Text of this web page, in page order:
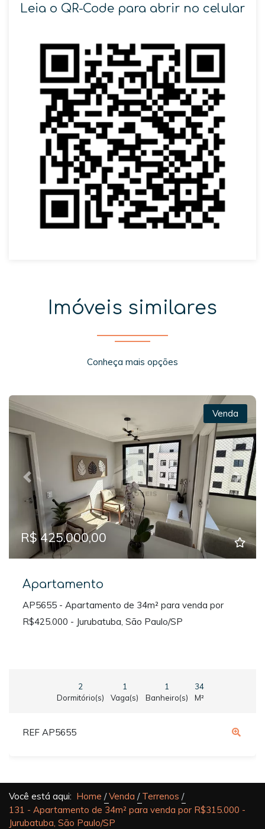
Leia o QR-Code para abrir no celular
Imóveis similares
Conheça mais opções
Previous Next
Venda
R$ 425.000,00
Apartamento
AP5655 - Apartamento de 34m² para venda por
R$425.000 - Jurubatuba, São Paulo/SP
2
Dormitório(s)
1
Vaga(s)
1
Banheiro(s)
34
M²
REF AP5655
Você está aqui: Home Venda
Terrenos
131 - Apartamento de 34m² para venda por R$315.000 -
Jurubatuba, São Paulo/SP